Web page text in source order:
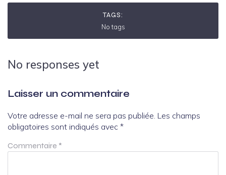
TAGS:
No tags
No responses yet
Laisser un commentaire
Votre adresse e-mail ne sera pas publiée. Les champs
obligatoires sont indiqués avec *
Commentaire *